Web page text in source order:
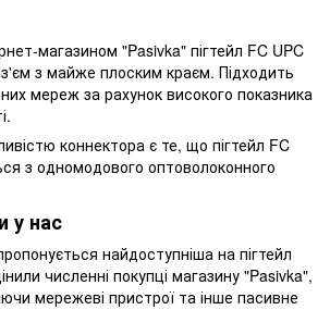
магазином "Pasivka" пігтейл FC UPC
з майже плоским краєм. Підходить
мереж за рахунок високого показника
коннектора є те, що пігтейл FC
з одномодового оптоволоконного
у нас
найдоступніша на пігтейл
численні покупці магазину "Pasivka",
мережеві пристрої та інше пасивне